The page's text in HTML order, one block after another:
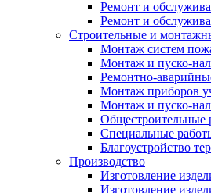
Ремонт и
Ремонт и
Строительные и
Монтаж систем
Монтаж и пуско-
Ремонтно-
Монтаж приборов
Монтаж и пуско-
Общестроительные
Специальные
Благоустройство
Производство
Изготовление
Изготовление